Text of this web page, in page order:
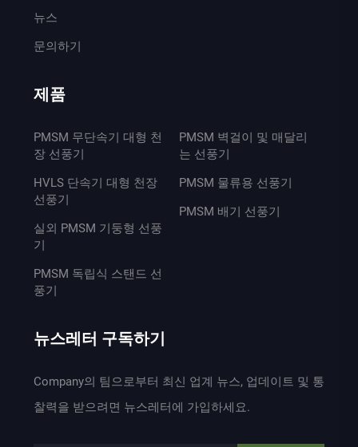
뉴스
문의하기
제품
PMSM 무단속기 대형 천
장 선풍기
HVLS 단속기 대형 천장
선풍기
실외 PMSM 기둥형 선풍
기
PMSM 독립식 스탠드 선
풍기
PMSM 벽걸이 및 매달리
는 선풍기
PMSM 물류용 선풍기
PMSM 배기 선풍기
뉴스레터 구독하기
Company의 팀으로부터 최신 업계 뉴스, 업데이트 및 통
찰력을 받으려면 뉴스레터에 가입하세요.